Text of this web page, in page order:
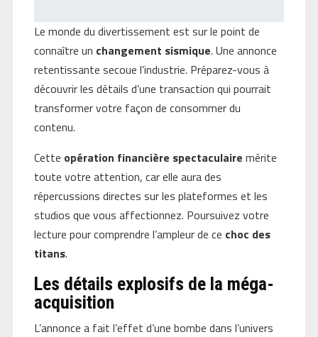
Le monde du divertissement est sur le point de
connaître un changement sismique. Une annonce
retentissante secoue l’industrie. Préparez-vous à
découvrir les détails d’une transaction qui pourrait
transformer votre façon de consommer du
contenu.
Cette opération financière spectaculaire mérite
toute votre attention, car elle aura des
répercussions directes sur les plateformes et les
studios que vous affectionnez. Poursuivez votre
lecture pour comprendre l’ampleur de ce choc des
titans.
Les détails explosifs de la méga-
acquisition
L’annonce a fait l’effet d’une bombe dans l’univers